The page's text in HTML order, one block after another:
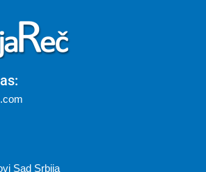
Sad Srbija